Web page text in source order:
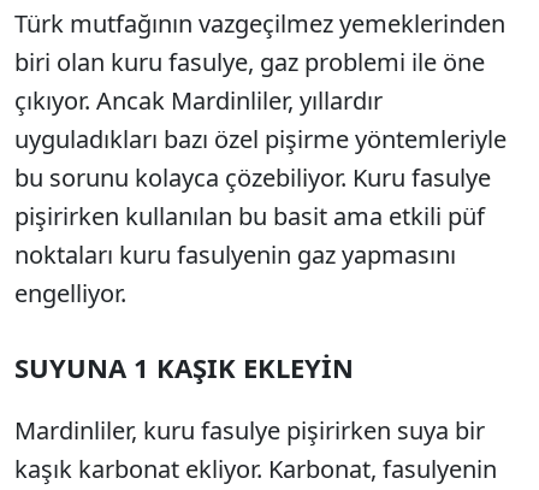
Türk mutfağının vazgeçilmez yemeklerinden
biri olan kuru fasulye, gaz problemi ile öne
çıkıyor. Ancak Mardinliler, yıllardır
uyguladıkları bazı özel pişirme yöntemleriyle
bu sorunu kolayca çözebiliyor. Kuru fasulye
pişirirken kullanılan bu basit ama etkili püf
noktaları kuru fasulyenin gaz yapmasını
engelliyor.
SUYUNA 1 KAŞIK EKLEYİN
Mardinliler, kuru fasulye pişirirken suya bir
kaşık karbonat ekliyor. Karbonat, fasulyenin